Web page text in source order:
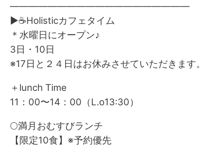
———————————————————
▶☕Holisticカフェタイム
＊水曜日にオープン♪
3日・10日
※17日と２４日はお休みさせていただきます。
＋lunch Time
11：00〜14：00（L.o13:30）
🌕満月おむすびランチ
【限定10食】※予約優先